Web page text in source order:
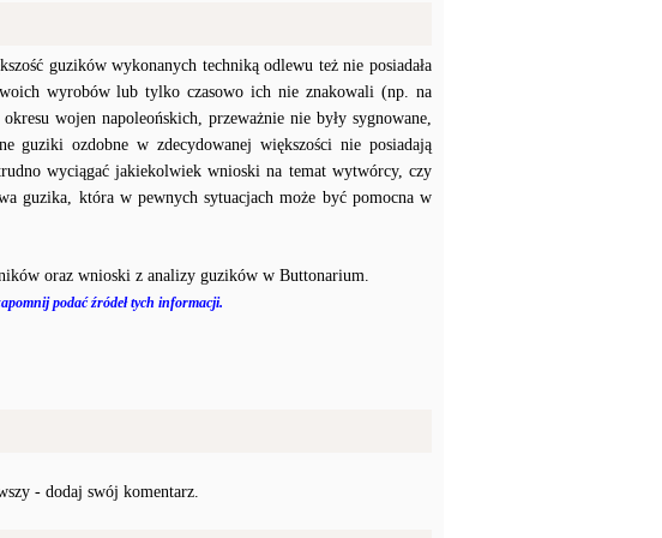
guzików wykonanych techniką odlewu też nie posiadała
wyrobów lub tylko czasowo ich nie znakowali (np. na
wojen napoleońskich, przeważnie nie były sygnowane,
guziki ozdobne w zdecydowanej większości nie posiadają
wyciągać jakiekolwiek wnioski na temat wytwórcy, czy
guzika, która w pewnych sytuacjach może być pomocna w
oraz wnioski z analizy guzików w Buttonarium.
podać źródeł tych informacji.
- dodaj swój komentarz.